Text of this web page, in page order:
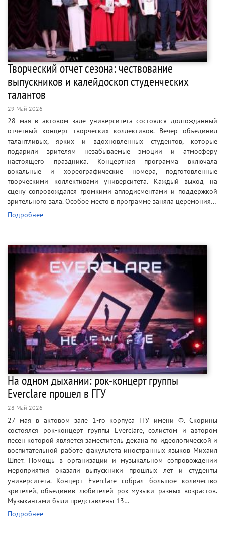
Творческий отчет сезона: чествование
выпускников и калейдоскоп студенческих
талантов
29 Май 2026
28 мая в актовом зале университета состоялся долгожданный
отчетный концерт творческих коллективов. Вечер объединил
талантливых, ярких и вдохновленных студентов, которые
подарили зрителям незабываемые эмоции и атмосферу
настоящего праздника. Концертная программа включала
вокальные и хореографические номера, подготовленные
творческими коллективами университета. Каждый выход на
сцену сопровождался громкими аплодисментами и поддержкой
зрительного зала. Особое место в программе заняла церемония…
Подробнее
На одном дыхании: рок-концерт группы
Everclare прошел в ГГУ
28 Май 2026
27 мая в актовом зале 1-го корпуса ГГУ имени Ф. Скорины
состоялся рок-концерт группы Everclare, солистом и автором
песен которой является заместитель декана по идеологической и
воспитательной работе факультета иностранных языков Михаил
Шпет. Помощь в организации и музыкальном сопровождении
мероприятия оказали выпускники прошлых лет и студенты
университета. Концерт Everclare собрал большое количество
зрителей, объединив любителей рок-музыки разных возрастов.
Музыкантами были представлены 13…
Подробнее